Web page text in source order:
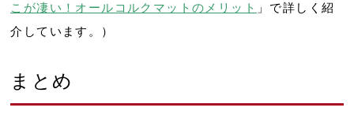
こが凄い！オールコルクマットのメリット 」で詳しく紹
介しています。）
まとめ